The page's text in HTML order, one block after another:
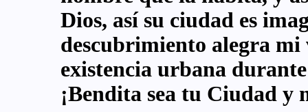
Dios, así su ciudad es
descubrimiento alegra
existencia urbana
¡Bendita sea tu Ciudad y